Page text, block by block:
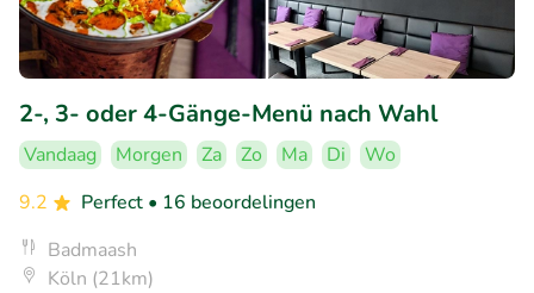
2-, 3- oder 4-Gänge-Menü nach Wahl
Vandaag Morgen Za Zo Ma Di
Wo
9.2
Perfect • 16 beoordelingen
Badmaash
Köln (21km)